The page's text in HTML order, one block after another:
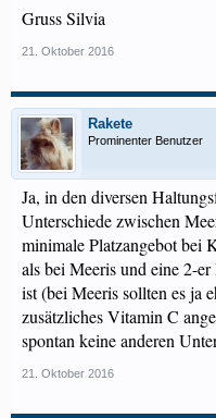
Gruss Silvia
21. Oktober 2016
Rakete
Prominenter Benutzer
Ja, in den diversen
Unterschiede zwischen
minimale Platzangebot bei
als bei Meeris und eine 2-
ist (bei Meeris sollten es ja
zusätzliches Vitamin C
spontan keine anderen
21. Oktober 2016